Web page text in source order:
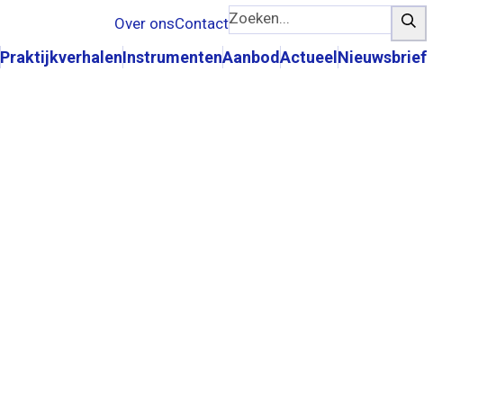
PraktijkverhalenInstrumentenAanbodActueel Nieuwsbrief
Over onsContactZoeken... Zoeken